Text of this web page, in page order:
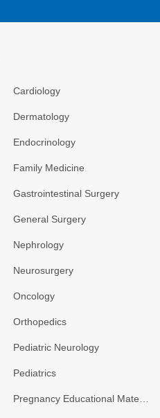
Cardiology
Dermatology
Endocrinology
Family Medicine
Gastrointestinal Surgery
General Surgery
Nephrology
Neurosurgery
Oncology
Orthopedics
Pediatric Neurology
Pediatrics